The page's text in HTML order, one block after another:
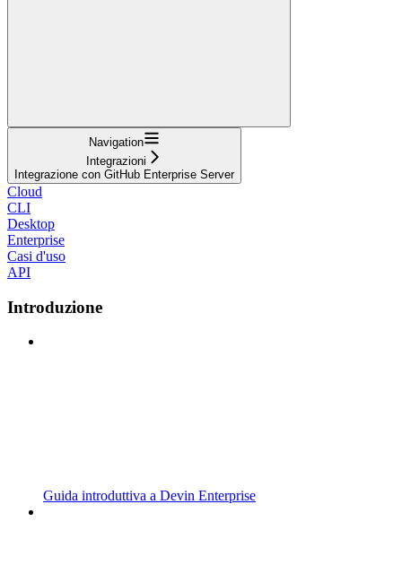
Navigation
Integrazioni
Integrazione con GitHub Enterprise Server
Cloud
CLI
Desktop
Enterprise
Casi d'uso
API
Introduzione
Guida introduttiva a Devin Enterprise